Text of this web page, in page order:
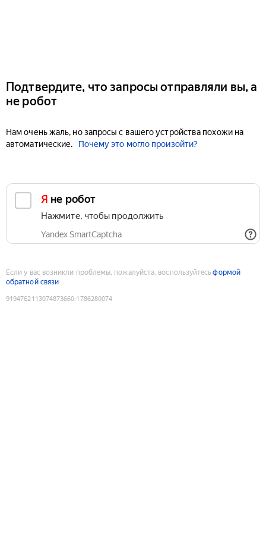
Подтвердите, что запросы отправляли вы, а
не робот
Нам очень жаль, но запросы с вашего устройства похожи на
автоматические.
Почему это могло произойти?
Я не робот
Нажмите, чтобы продолжить
Yandex SmartCaptcha
Если у вас возникли проблемы, пожалуйста, воспользуйтесьформой
обратной связи
9194762113074873660:1786280074